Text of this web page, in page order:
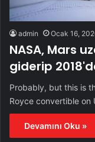
admin Ocak 16,
NASA, Mars
giderip
Probably, but this is
Royce convertible on
Devamını Oku »